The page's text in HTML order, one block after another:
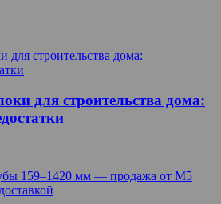
для строительства дома: